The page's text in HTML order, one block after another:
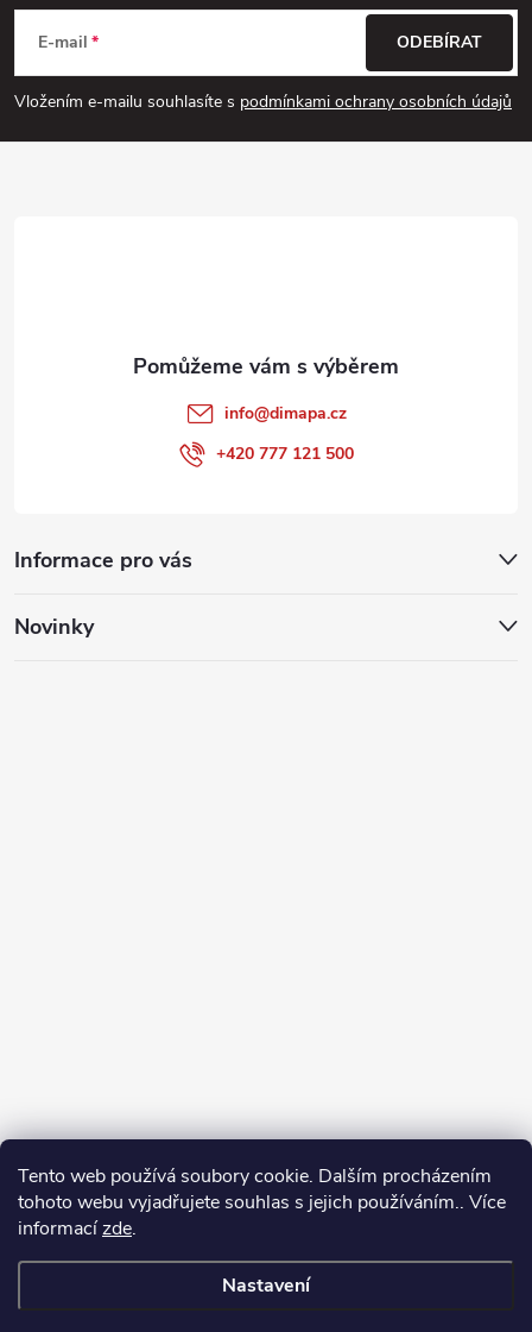
Tento web používá soubory cookie. Dalším procházením
tohoto webu vyjadřujete souhlas s jejich používáním.. Více
informacízde.
Nastavení
p
a
E-mail
Vložením e-mailu souhlasíte s podmínkami ochrany osobních údajů
ODEBÍRAT
Informace pro vás
Novinky
info@dimapa.cz
+420 777 121 500